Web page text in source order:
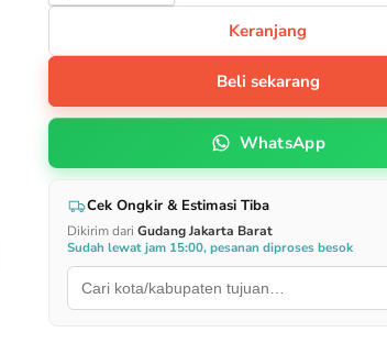
Keranjang
Beli sekarang
WhatsApp
Cek Ongkir & Estimasi Tiba
Dikirim dari Gudang Jakarta Barat
Sudah lewat jam 15:00, pesanan diproses besok